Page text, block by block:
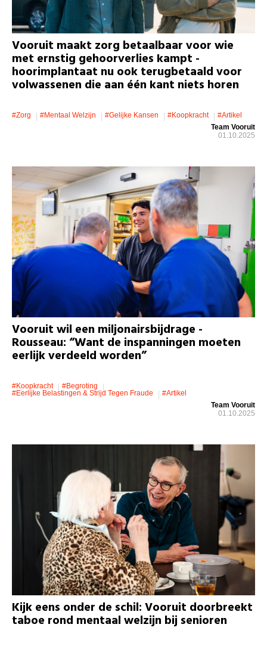
Vooruit maakt zorg betaalbaar voor wie
met ernstig gehoorverlies kampt -
hoorimplantaat nu ook terugbetaald voor
volwassenen die aan één kant niets horen
#zorg #mentaal Welzijn #gelijke Kansen #koopkracht
#artikel
Team Vooruit
01.10.2025
Vooruit wil een miljonairsbijdrage -
Rousseau: “Want de inspanningen moeten
eerlijk verdeeld worden”
#koopkracht
#Begroting
#eerlijke Belastingen & Strijd Tegen Fraude
#artikel
Team Vooruit
01.10.2025
Kijk eens onder de schil: Vooruit doorbreekt
taboe rond mentaal welzijn bij senioren